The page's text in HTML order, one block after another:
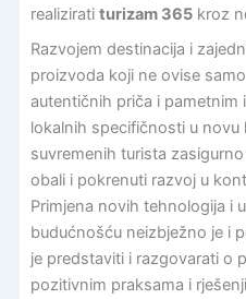
realizirati turizam 365kroz
Razvojem destinacija i
proizvoda koji ne ovise
autentičnih priča i pametnim
lokalnih specifičnosti u novu
suvremenih turista
obali i pokrenuti razvoj u
Primjena novih tehnologija i
budućnošću neizbježno je i
je predstaviti i razgovarati o
pozitivnim praksama i